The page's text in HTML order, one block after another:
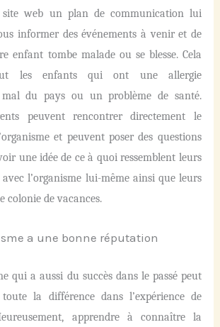
web un plan de communication lui
informer des événements à venir et de
enfant tombe malade ou se blesse. Cela
les enfants qui ont une allergie
du pays ou un problème de santé.
peuvent rencontrer directement le
et peuvent poser des questions
une idée de ce à quoi ressemblent leurs
l’organisme lui-même ainsi que leurs
colonie de vacances.
a une bonne réputation
qui a aussi du succès dans le passé peut
la différence dans l’expérience de
apprendre à connaître la